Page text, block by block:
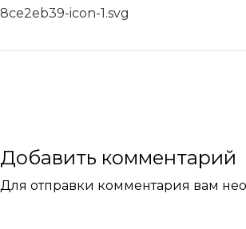
8ce2eb39-icon-1.svg
Добавить комментарий
Для отправки комментария вам